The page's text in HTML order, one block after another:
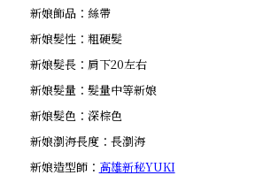
新娘飾品：絲帶
新娘髮性：粗硬髮
新娘髮長：肩下20左右
新娘髮量：髮量中等新娘
新娘髮色：深棕色
新娘瀏海長度：長瀏海
新娘造型師： 高雄新秘YUKI